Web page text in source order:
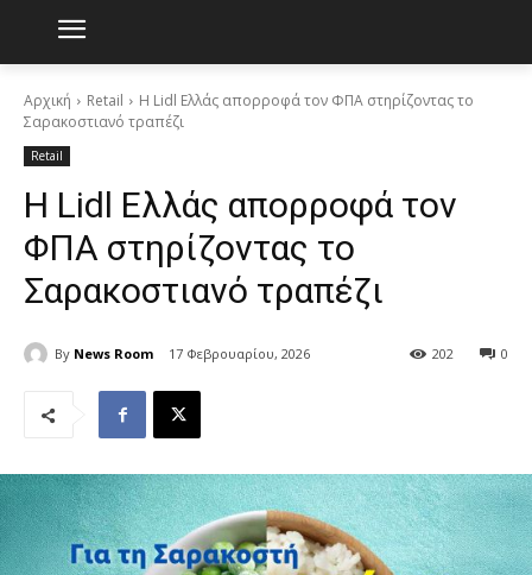
Αρχική Retail
Η Lidl Ελλάς απορροφά τον ΦΠΑ στηρίζοντας το
Σαρακοστιανό τραπέζι
Retail
Η Lidl Ελλάς απορροφά τον
ΦΠΑ στηρίζοντας το
Σαρακοστιανό τραπέζι
By News Room 17 Φεβρουαρίου, 2026 0
202